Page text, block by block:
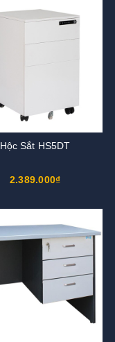
Hộc Sắt HS5DT
2.389.000₫